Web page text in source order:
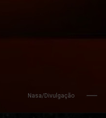
Nasa/Divulgação